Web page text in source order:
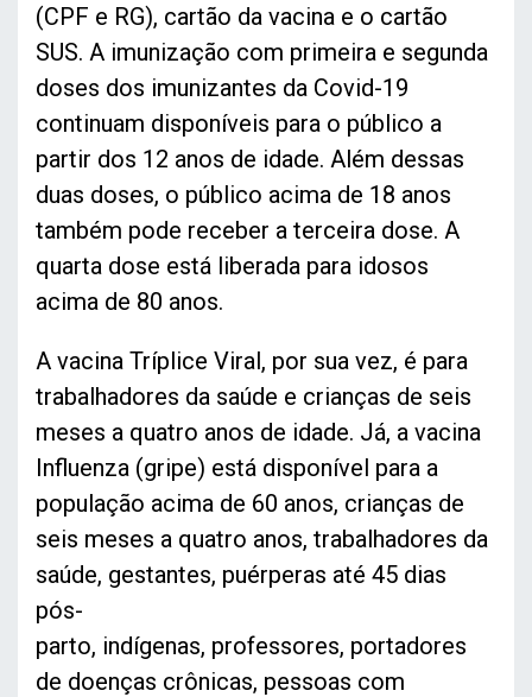
(CPF e RG), cartão da vacina e o cartão
SUS. A imunização com primeira e segunda
doses dos imunizantes da Covid-19
continuam disponíveis para o público a
partir dos 12 anos de idade. Além dessas
duas doses, o público acima de 18 anos
também pode receber a terceira dose. A
quarta dose está liberada para idosos
acima de 80 anos.
A vacina Tríplice Viral, por sua vez, é para
trabalhadores da saúde e crianças de seis
meses a quatro anos de idade. Já, a vacina
Influenza (gripe) está disponível para a
população acima de 60 anos, crianças de
seis meses a quatro anos, trabalhadores da
saúde, gestantes, puérperas até 45 dias
pós-
parto, indígenas, professores, portadores
de doenças crônicas, pessoas com